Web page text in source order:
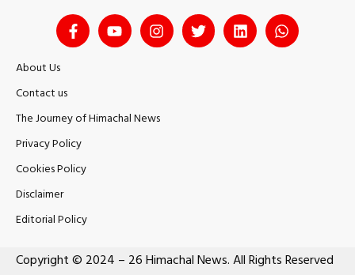
About Us
Contact us
The Journey of Himachal News
Privacy Policy
Cookies Policy
Disclaimer
Editorial Policy
Copyright © 2024 – 26 Himachal News. All Rights Reserved